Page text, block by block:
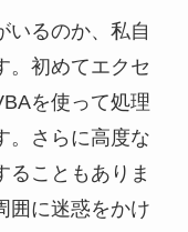
いるのか、私自
。初めてエクセ
を使って処理
。さらに高度な
ることもありま
囲に迷惑をかけ